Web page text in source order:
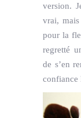
version.
vrai,
pour la
regretté
de s’en
confiance